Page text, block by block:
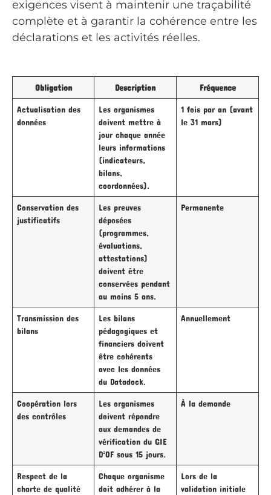
exigences visent à maintenir une traçabilité
complète et à garantir la cohérence entre les
déclarations et les activités réelles.
Obligation Description Fréquence
Actualisation des
données
Les organismes
doivent mettre à
jour chaque année
leurs informations
(indicateurs,
bilans,
coordonnées).
1 fois par an (avant
le 31 mars)
Conservation des
justificatifs
Les preuves
déposées
(programmes,
évaluations,
attestations)
doivent être
conservées pendant
au moins 5 ans.
Permanente
Transmission des
bilans
Les bilans
pédagogiques et
financiers doivent
être cohérents
avec les données
du Datadock.
Annuellement
Coopération lors
des contrôles
Les organismes
doivent répondre
aux demandes de
vérification du GIE
D²OF sous 15 jours.
À la demande
Respect de la
charte de qualité
Chaque organisme
doit adhérer à la
Lors de la
validation initiale